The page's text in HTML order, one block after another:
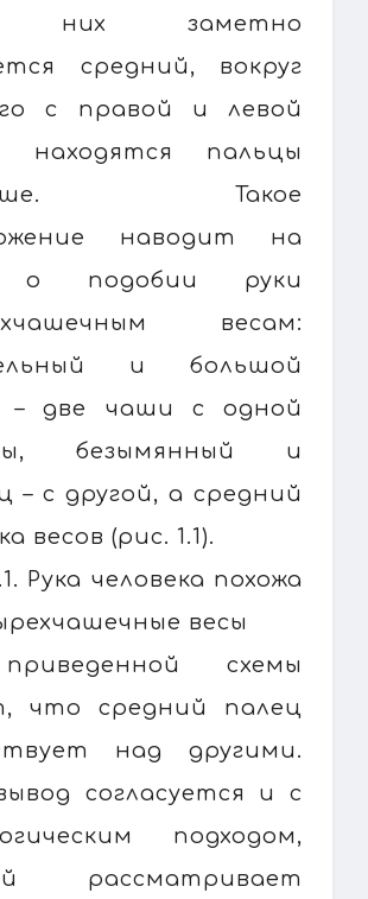
них заметно
средний, вокруг
с правой и левой
находятся пальцы
Такое
наводит на
о подобии руки
весам:
и большой
– две чаши с одной
безымянный и
– с другой, а средний
весов (рис. 1.1).
Рука человека похожа
весы
схемы
что средний палец
над другими.
согласуется и с
подходом,
рассматривает